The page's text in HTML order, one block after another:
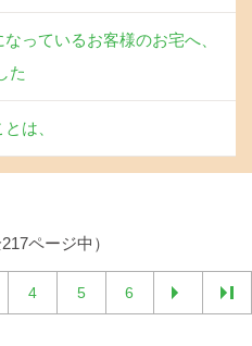
っているお客様のお宅へ、
た
は、
ページ中）
4 5 6